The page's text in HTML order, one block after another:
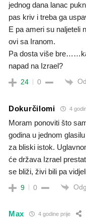
jednog dana lanac
pas kriv i treba ga
E pa ameri su naljeteli
ovi sa Iranom.
Pa dosta više
napad na Izrael?
24 0
Dokurčilomi 4
Moram ponoviti što
godina u jednom
za bliski istok.
će država Izrael
se bliži, živi bili pa
9 0
Max 4 godine prije